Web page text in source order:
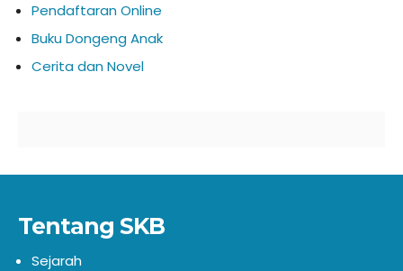
Pendaftaran Online
Buku Dongeng Anak
Cerita dan Novel
Tentang SKB
Sejarah